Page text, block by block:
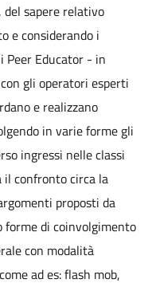
sapere relativo
e considerando i
Peer Educator - in
gli operatori esperti
e realizzano
in varie forme gli
ingressi nelle classi
il confronto circa la
proposti da
forme di coinvolgimento
con modalità
ad es: flash mob,